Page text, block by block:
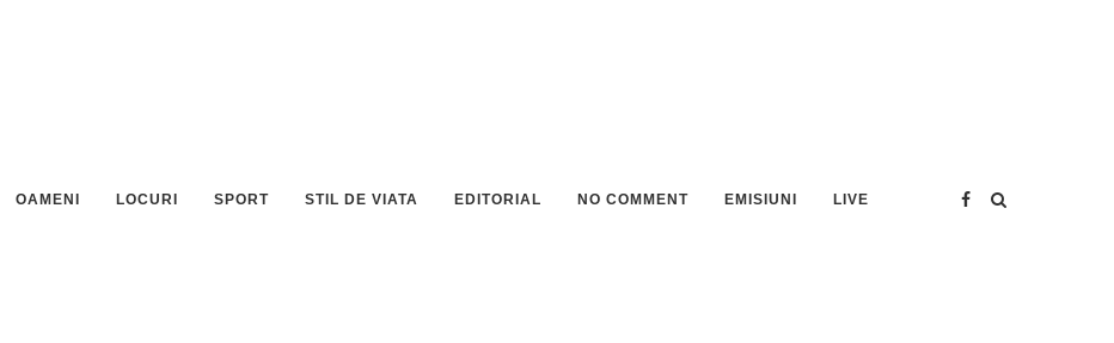
OAMENI LOCURI SPORT STIL DE VIATA EDITORIAL NO COMMENT EMISIUNI LIVE